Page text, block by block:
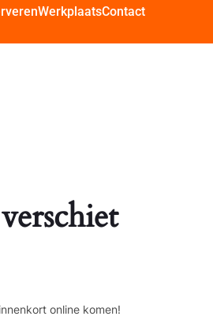
WerkplaatsContact
online komen!